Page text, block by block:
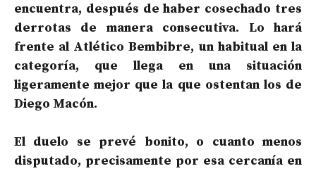
encuentra, después de haber cosechado tres
derrotas de manera consecutiva. Lo hará
frente al Atlético Bembibre, un habitual en la
categoría, que llega en una situación
ligeramente mejor que la que ostentan los de
Diego Macón.
El duelo se prevé bonito, o cuanto menos
disputado, precisamente por esa cercanía en